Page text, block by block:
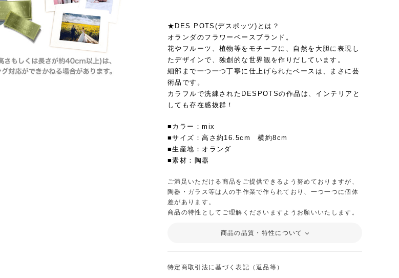
★DES POTS(デスポッツ)とは？
オランダのフラワーベースブランド。
花やフルーツ、植物等をモチーフに、自然を大胆に表現し
たデザインで、独創的な世界観を作りだしています。
細部まで一つ一つ丁寧に仕上げられたベースは、まさに芸
術品です。
カラフルで洗練されたDESPOTSの作品は、インテリアと
しても存在感抜群！
■カラー：mix
■サイズ：高さ約16.5cm 横約8cm
■生産地：オランダ
■素材：陶器
ご満足いただける商品をご提供できるよう努めておりますが、
陶器・ガラス等は人の手作業で作られており、一つ一つに個体
差があります。
商品の特性としてご理解くださいますようお願いいたします。
商品の品質・特性について
特定商取引法に基づく表記（返品等）